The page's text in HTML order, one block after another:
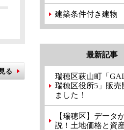
る
建築条件付き建物
最新記事
瑞穂区萩山町「
瑞穂区役所5」販売
ました！
【瑞穂区】データ
説！土地価格と資